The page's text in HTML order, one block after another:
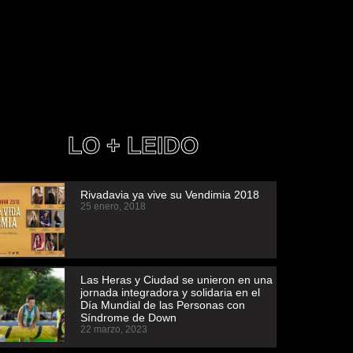
LO + LEIDO
Rivadavia ya vive su Vendimia 2018
25 enero, 2018
Las Heras y Ciudad se unieron en una
jornada integradora y solidaria en el
Día Mundial de las Personas con
Síndrome de Down
22 marzo, 2023